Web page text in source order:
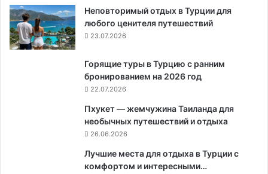
Неповторимый отдых в Турции для
любого ценителя путешествий
23.07.2026
Горящие туры в Турцию с ранним
бронированием на 2026 год
22.07.2026
Пхукет — жемчужина Таиланда для
необычных путешествий и отдыха
26.06.2026
Лучшие места для отдыха в Турции с
комфортом и интересными…